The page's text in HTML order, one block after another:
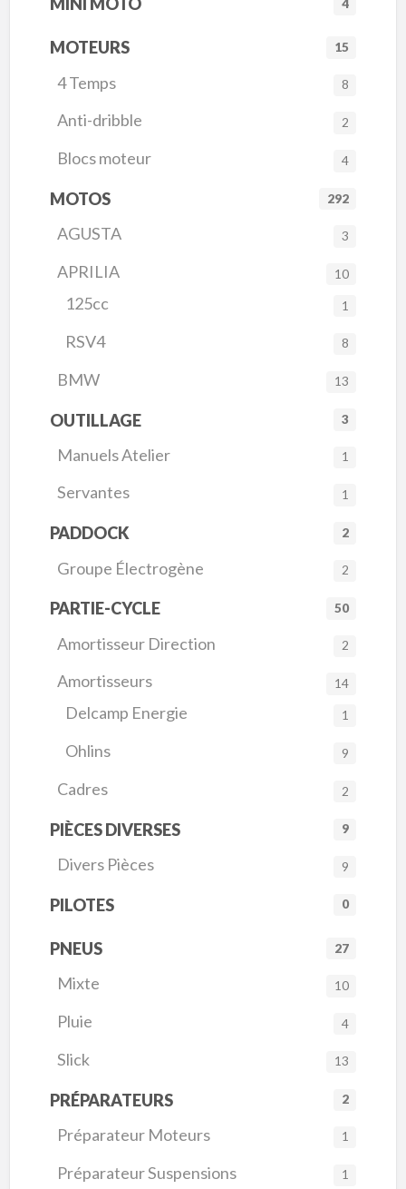
4
MOTEURS 15
4 Temps 8
Anti-dribble 2
Blocs moteur 4
MOTOS 292
AGUSTA 3
APRILIA 10
125cc 1
RSV4 8
BMW 13
OUTILLAGE 3
Manuels Atelier 1
Servantes 1
PADDOCK 2
Groupe Électrogène 2
PARTIE-CYCLE 50
Amortisseur Direction 2
Amortisseurs 14
Delcamp Energie 1
Ohlins 9
Cadres 2
PIÈCES DIVERSES 9
Divers Pièces 9
PILOTES 0
PNEUS 27
Mixte 10
Pluie 4
Slick 13
PRÉPARATEURS 2
Préparateur Moteurs 1
Préparateur Suspensions 1